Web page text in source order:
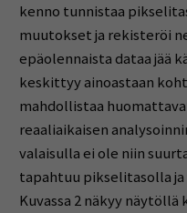
kenno tunnistaa
muutokset ja rekisteröi
epäolennaista dataa jää
keskittyy ainoastaan
mahdollistaa
reaaliaikaisen
valaisulla ei ole niin
tapahtuu pikselitasolla
Kuvassa 2 näkyy